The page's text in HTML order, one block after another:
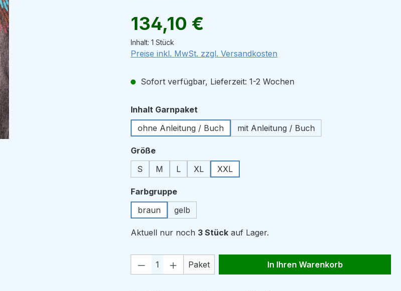
Regulärer Preis:
134,10 €
Inhalt: 1 Stück
Preise inkl. MwSt. zzgl. Versandkosten
Sofort verfügbar, Lieferzeit: 1-2 Wochen
Inhalt Garnpaket
ohne Anleitung / Buch
mit Anleitung / Buch
Größeauswählen
S
M L XL XXL
Farbgruppeauswählen
braun
gelb
Aktuell nur noch 3 Stück auf Lager.
Produkt Anzahl: Gib den gewünschten Wert
Paket In Ihren Warenkorb